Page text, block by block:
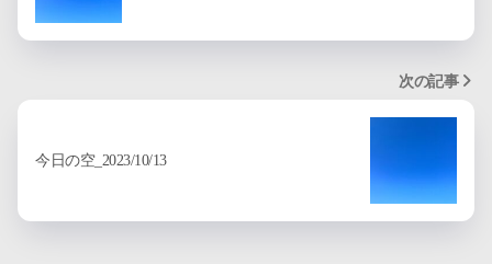
次の記事
今日の空_2023/10/13